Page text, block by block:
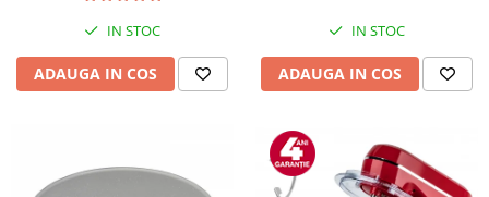
IN STOC
ADAUGA IN COS
IN STOC
ADAUGA IN COS